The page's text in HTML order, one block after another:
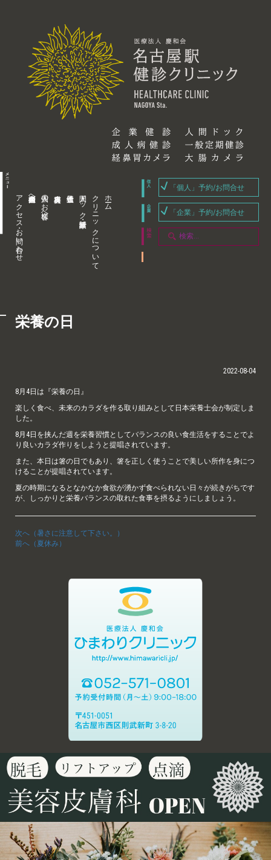
アクセス・お問い合わせ 企業内担当者様へ 個人のお客様へ 人間ドック・健康診断 クリニックについて ホーム
「個人」予約/お問合せ
「企業」予約/お問合せ
栄養の日
2022-08-04
8月4日は『栄養の日』
楽しく食べ、未来のカラダを作る取り組みとして日本栄養士会が制定しま
した。
8月4日を挟んだ週を栄養習慣としてバランスの良い食生活をすることでよ
り良いカラダ作りをしようと提唱されています。
また、本日は箸の日でもあり、箸を正しく使うことで美しい所作を身につ
けることが提唱されています。
夏の時期になるとなかなか食欲が湧かず食べられない日々が続きがちです
が、しっかりと栄養バランスの取れた食事を摂るようにしましょう。
次へ（暑さに注意して下さい。）
前へ（夏休み）